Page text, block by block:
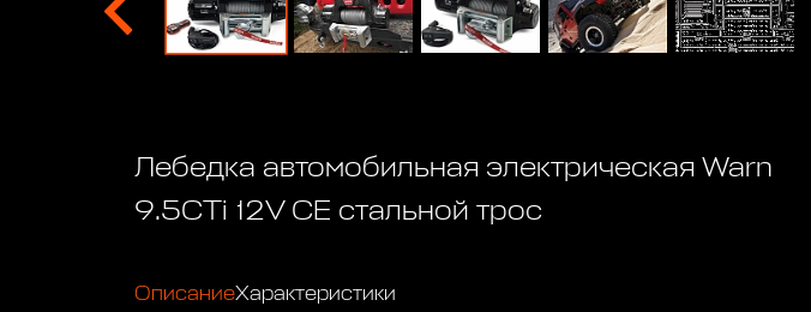
Лебедка автомобильная электрическая Warn
9.5СTi 12V CE стальной трос
ОписаниеХарактеристики